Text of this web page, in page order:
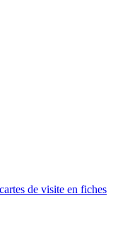
de visite en fiches